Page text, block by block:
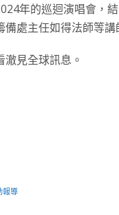
年的巡迴演唱會，
處主任如得法師等
見全球訊息。
報導